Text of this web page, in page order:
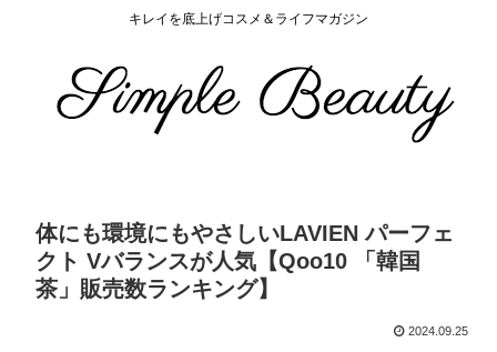
キレイを底上げコスメ＆ライフマガジン
体にも環境にもやさしいLAVIEN パーフェ
クト Vバランスが人気【Qoo10 「韓国
茶」販売数ランキング】
2024.09.25